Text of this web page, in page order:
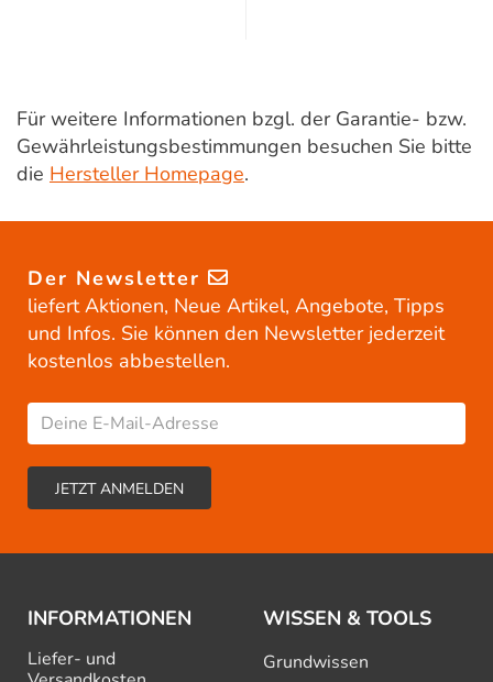
Für weitere Informationen bzgl. der Garantie- bzw.
Gewährleistungsbestimmungen besuchen Sie bitte
die Hersteller Homepage.
Der Newsletter
liefert Aktionen, Neue Artikel, Angebote, Tipps
und Infos. Sie können den Newsletter jederzeit
kostenlos abbestellen.
INFORMATIONEN
Liefer- und
WISSEN & TOOLS
Grundwissen